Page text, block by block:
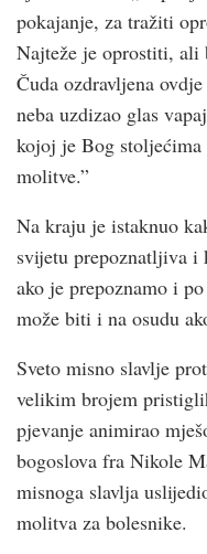
pokajanje, za tražiti
Najteže je oprostiti, ali
Čuda ozdravljena
neba uzdizao glas
kojoj je Bog stoljećima
molitve.”
Na kraju je istaknuo
svijetu prepoznatljiva i
ako je prepoznamo i
može biti i na osudu
Sveto misno slavlje
velikim brojem
pjevanje animirao
bogoslova fra Nikole
misnoga slavlja
molitva za bolesnike.